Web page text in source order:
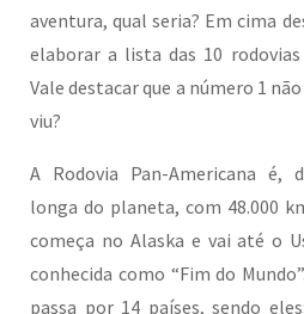
aventura, qual seria? Em cima
elaborar a lista das 10
Vale destacar que a número 1
viu?
A Rodovia Pan-Americana é,
longa do planeta, com 48.000
começa no Alaska e vai até o
conhecida como “Fim do
passa por 14 países, sendo